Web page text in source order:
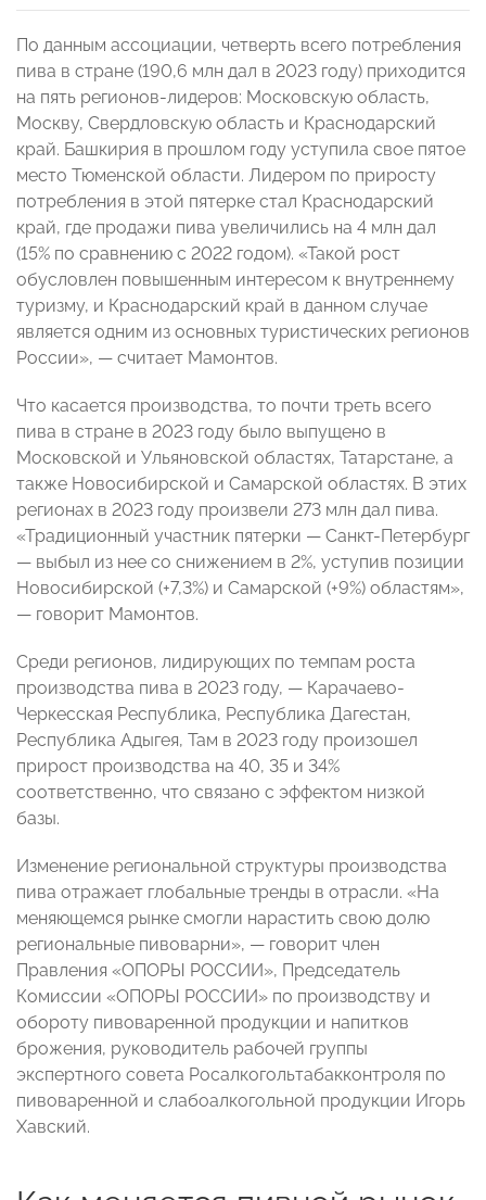
По данным ассоциации, четверть всего потребления
пива в стране (190,6 млн дал в 2023 году) приходится
на пять регионов-лидеров: Московскую область,
Москву, Свердловскую область и Краснодарский
край. Башкирия в прошлом году уступила свое пятое
место Тюменской области. Лидером по приросту
потребления в этой пятерке стал Краснодарский
край, где продажи пива увеличились на 4 млн дал
(15% по сравнению с 2022 годом). «Такой рост
обусловлен повышенным интересом к внутреннему
туризму, и Краснодарский край в данном случае
является одним из основных туристических регионов
России», — считает Мамонтов.
Что касается производства, то почти треть всего
пива в стране в 2023 году было выпущено в
Московской и Ульяновской областях, Татарстане, а
также Новосибирской и Самарской областях. В этих
регионах в 2023 году произвели 273 млн дал пива.
«Традиционный участник пятерки — Санкт-Петербург
— выбыл из нее со снижением в 2%, уступив позиции
Новосибирской (+7,3%) и Самарской (+9%) областям»,
— говорит Мамонтов.
Среди регионов, лидирующих по темпам роста
производства пива в 2023 году, — Карачаево-
Черкесская Республика, Республика Дагестан,
Республика Адыгея, Там в 2023 году произошел
прирост производства на 40, 35 и 34%
соответственно, что связано с эффектом низкой
базы.
Изменение региональной структуры производства
пива отражает глобальные тренды в отрасли. «На
меняющемся рынке смогли нарастить свою долю
региональные пивоварни», — говорит член
Правления «ОПОРЫ РОССИИ», Председатель
Комиссии «ОПОРЫ РОССИИ» по производству и
обороту пивоваренной продукции и напитков
брожения, руководитель рабочей группы
экспертного совета Росалкогольтабакконтроля по
пивоваренной и слабоалкогольной продукции Игорь
Хавский.